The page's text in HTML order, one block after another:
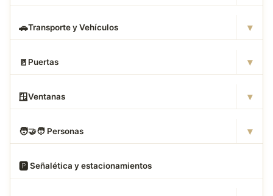
🚗Transporte y Vehículos ▾
🚪 Puertas ▾
🪟Ventanas ▾
🧑‍🤝‍🧑 Personas ▾
🅿️ Señalética y estacionamientos